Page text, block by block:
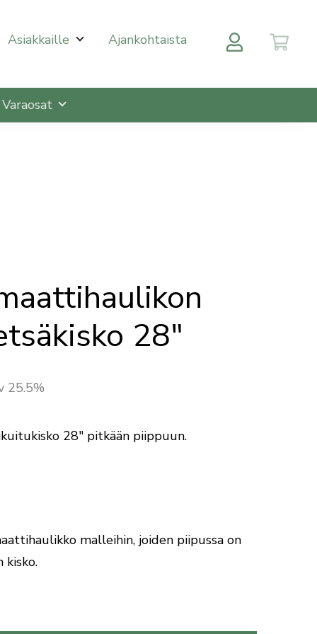
sivulle enterin painalluksella.
Asiakkaille Ajankohtaista
Varaosat
28″
25.5%
28″ pitkään piippuun.
malleihin, joiden piipussa on
kisko.